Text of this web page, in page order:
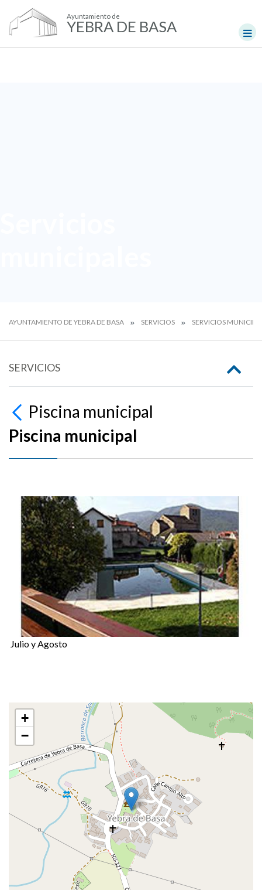
Ayuntamiento de
YEBRA DE BASA
AYUNTAMIENTO DE YEBRA DE BASA SERVICIOS SERVICIOS
SERVICIOS
Piscina municipal
Piscina municipal
Julio y Agosto
+
−